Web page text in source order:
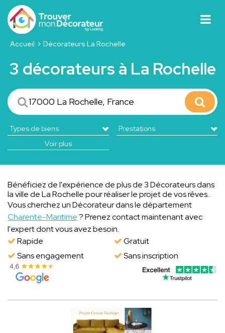
Accueil Décorateurs La Rochelle
3 décorateurs à La Rochelle
Voir plus
Bénéficiez de l'expérience de plus de 3 Décorateurs dans
la ville de La Rochelle pour réaliser le projet de vos rêves..
Vous cherchez un Décorateur dans le département
Charente-Maritime? Prenez contact maintenant avec
l'expert dont vous avez besoin.
Rapide
Gratuit
Sans engagement
Sans inscription